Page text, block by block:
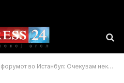
неколку десетици турски инвестиции да се операционализираат во Македонија